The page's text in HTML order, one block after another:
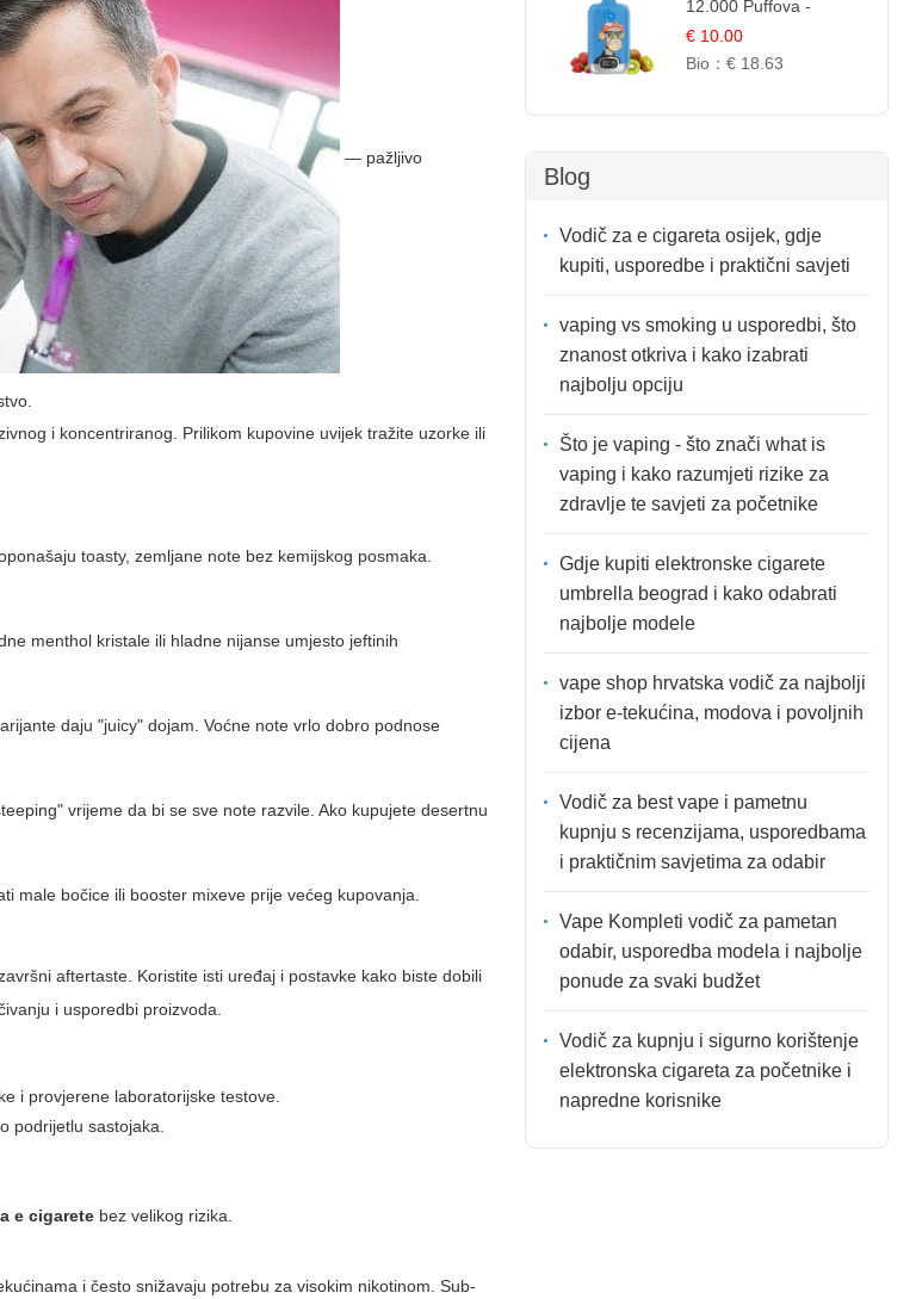
— pažljivo
i koncentriranog. Prilikom kupovine uvijek tražite uzorke ili
toasty, zemljane note bez kemijskog posmaka.
menthol kristale ili hladne nijanse umjesto jeftinih
daju "juicy" dojam. Voćne note vrlo dobro podnose
vrijeme da bi se sve note razvile. Ako kupujete desertnu
male bočice ili booster mixeve prije većeg kupovanja.
aftertaste. Koristite isti uređaj i postavke kako biste dobili
i usporedbi proizvoda.
i provjerene laboratorijske testove.
podrijetlu sastojaka.
e cigarete bez velikog rizika.
i često snižavaju potrebu za visokim nikotinom. Sub-
12.000 Puffova -
Jagoda i Kivi | Sočna
Voćna Kombinacija
€ 10.00
Bio： € 18.63
Blog
Vodič za e cigareta osijek, gdje
kupiti, usporedbe i praktični savjeti
vaping vs smoking u usporedbi, što
znanost otkriva i kako izabrati
najbolju opciju
Što je vaping - što znači what is
vaping i kako razumjeti rizike za
zdravlje te savjeti za početnike
Gdje kupiti elektronske cigarete
umbrella beograd i kako odabrati
najbolje modele
vape shop hrvatska vodič za najbolji
izbor e-tekućina, modova i povoljnih
cijena
Vodič za best vape i pametnu
kupnju s recenzijama, usporedbama
i praktičnim savjetima za odabir
Vape Kompleti vodič za pametan
odabir, usporedba modela i najbolje
ponude za svaki budžet
Vodič za kupnju i sigurno korištenje
elektronska cigareta za početnike i
napredne korisnike